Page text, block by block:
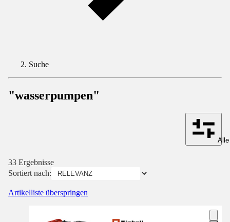
Suche
"wasserpumpen"
33 Ergebnisse
Sortiert nach:
Artikelliste überspringen